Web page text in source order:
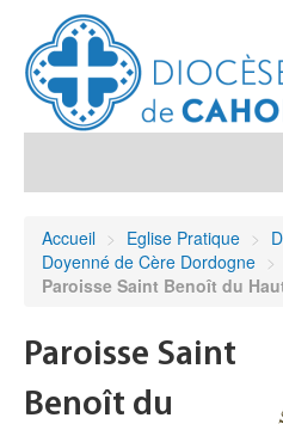
Démarches et sacrements
Sanctuaires & Pélerinages
Agenda diocésain
Accueil > Eglise Pratique >
Doyenné de Cère Dordogne >
Paroisse Saint Benoît du
Paroisse Saint
Benoît du